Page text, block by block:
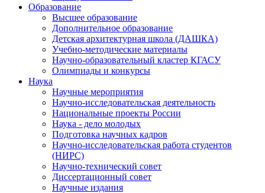
Образование
Высшее образование
Дополнительное образование
Детская архитектурная школа (ДАШКА)
Учебно-методические материалы
Научно-образовательный кластер КГАСУ
Олимпиады и конкурсы
Наука
Научные мероприятия
Научно-исследовательская деятельность
Национальные проекты России
Наука - дело молодых
Подготовка научных кадров
Научно-исследовательская работа студентов
(НИРС)
Научно-технический совет
Диссертационный совет
Научные издания